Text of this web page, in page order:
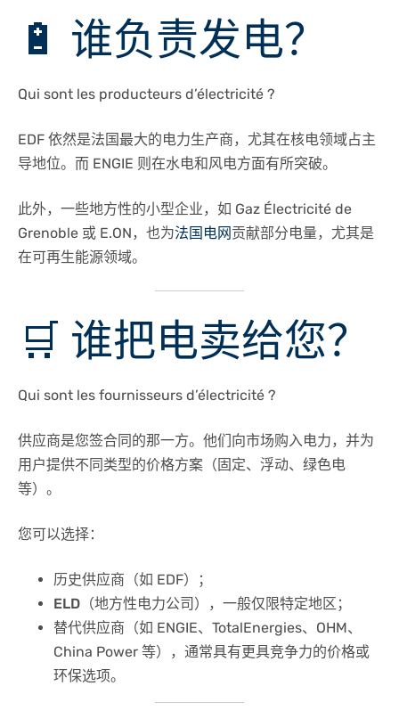
🔋 谁负责发电？
Qui sont les producteurs d’électricité ?
EDF 依然是法国最大的电力生产商，尤其在核电领域占主
导地位。而 ENGIE 则在水电和风电方面有所突破。
此外，一些地方性的小型企业，如 Gaz Électricité de
Grenoble 或 E.ON，也为法国电网贡献部分电量，尤其是
在可再生能源领域。
🛒 谁把电卖给您？
Qui sont les fournisseurs d’électricité ?
供应商是您签合同的那一方。他们向市场购入电力，并为
用户提供不同类型的价格方案（固定、浮动、绿色电
等）。
您可以选择：
历史供应商 （如 EDF）；
ELD（地方性电力公司）
，一般仅限特定地区；
替代供应商 （如 ENGIE、TotalEnergies、OHM、
China Power 等），通常具有更具竞争力的价格或
环保选项。